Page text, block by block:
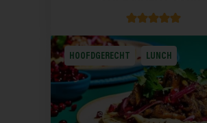
HOOFDGERECHT LUNCH